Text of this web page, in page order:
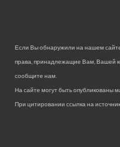
Если Вы обнаружили на нашем
права, принадлежащие Вам, Вашей
сообщите нам.
На сайте могут быть опубликованы
При цитировании ссылка на